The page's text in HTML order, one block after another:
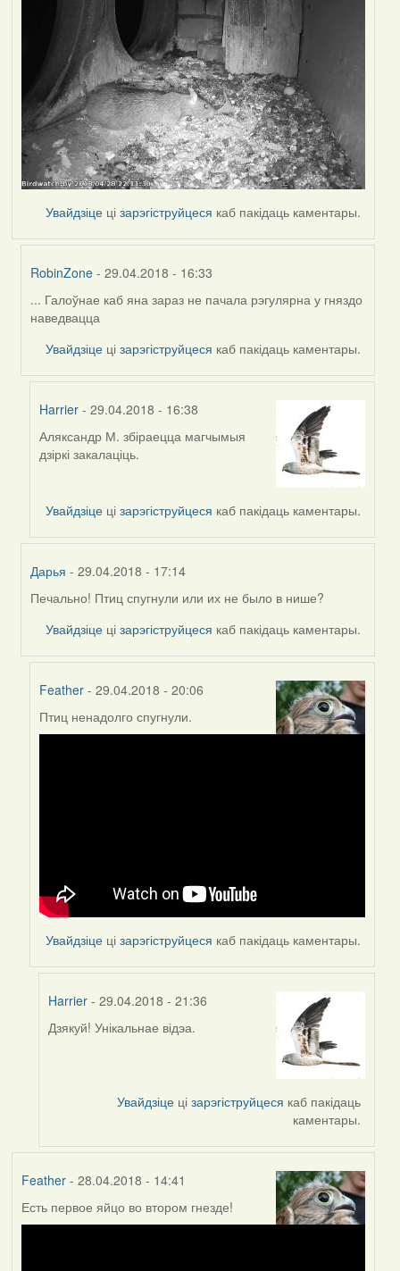
Увайдзіце цізарэгіструйцеся каб пакідаць каментары.
RobinZone - 29.04.2018 - 16:33
In
reply
Harrier
... Галоўнае каб яна зараз не пачала рэгулярна у гняздо
наведвацца
Увайдзіце цізарэгіструйцеся каб пакідаць каментары.
Harrier - 29.04.2018 - 16:38
In
reply
RobinZone
Аляксандр М. збіраецца магчымыя
дзіркі закалаціць.
Увайдзіце цізарэгіструйцеся каб пакідаць каментары.
Дарья - 29.04.2018 - 17:14
In
reply
by
Печально! Птиц спугнули или их не было в нише?
Увайдзіце цізарэгіструйцеся каб пакідаць каментары.
Feather - 29.04.2018 - 20:06
In
Птиц ненадолго спугнули.
Увайдзіце цізарэгіструйцеся каб пакідаць каментары.
Harrier- 29.04.2018 - 21:36
In
Дзякуй! Унікальнае відэа.
Увайдзіце цізарэгіструйцеся каб пакідаць
каментары.
Feather- 28.04.2018 - 14:41
Есть первое яйцо во втором гнезде!